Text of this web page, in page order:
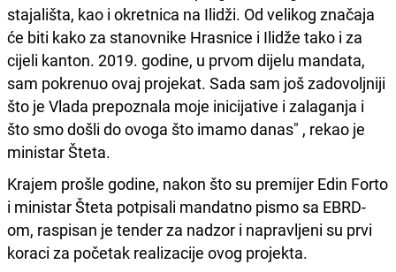
stajališta, kao i okretnica na Ilidži. Od velikog značaja
će biti kako za stanovnike Hrasnice i Ilidže tako i za
cijeli kanton. 2019. godine, u prvom dijelu mandata,
sam pokrenuo ovaj projekat. Sada sam još zadovoljniji
što je Vlada prepoznala moje inicijative i zalaganja i
što smo došli do ovoga što imamo danas" , rekao je
ministar Šteta.
Krajem prošle godine, nakon što su premijer Edin Forto
i ministar Šteta potpisali mandatno pismo sa EBRD-
om, raspisan je tender za nadzor i napravljeni su prvi
koraci za početak realizacije ovog projekta.